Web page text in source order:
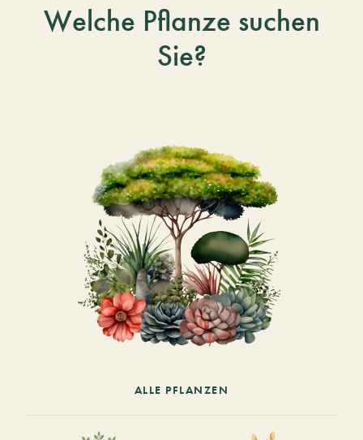
Welche Pflanze suchen
Sie?
ALLE PFLANZEN